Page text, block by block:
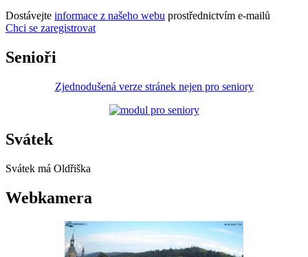
Dostávejte informace z našeho webu prostřednictvím e-mailů
Chci se zaregistrovat
Senioři
Zjednodušená verze stránek nejen pro seniory
Svátek
Svátek má Oldřiška
Webkamera